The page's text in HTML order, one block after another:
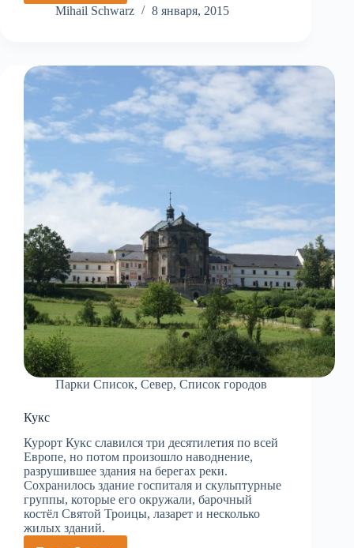
биосферный
Mihail Schwarz 8 января, 2015
Парки Список, Север, Список городов
Кукс
Курорт Кукс славился три десятилетия по всей
Европе, но потом произошло наводнение,
разрушившее здания на берегах реки.
Сохранилось здание госпиталя и скульптурные
группы, которые его окружали, барочный
костёл Святой Троицы, лазарет и несколько
жилых зданий.